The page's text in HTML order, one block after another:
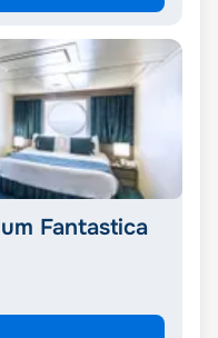
Fantastica